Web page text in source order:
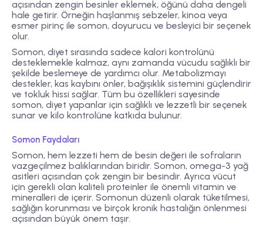
açısından zengin besinler eklemek, öğünü daha dengeli
hale getirir. Örneğin haşlanmış sebzeler, kinoa veya
esmer pirinç ile somon, doyurucu ve besleyici bir seçenek
olur.
Somon, diyet sırasında sadece kalori kontrolünü
desteklemekle kalmaz, aynı zamanda vücudu sağlıklı bir
şekilde beslemeye de yardımcı olur. Metabolizmayı
destekler, kas kaybını önler, bağışıklık sistemini güçlendirir
ve tokluk hissi sağlar. Tüm bu özellikleri sayesinde
somon, diyet yapanlar için sağlıklı ve lezzetli bir seçenek
sunar ve kilo kontrolüne katkıda bulunur.
Somon Faydaları
Somon, hem lezzeti hem de besin değeri ile sofraların
vazgeçilmez balıklarından biridir. Somon, omega-3 yağ
asitleri açısından çok zengin bir besindir. Ayrıca vücut
için gerekli olan kaliteli proteinler ile önemli vitamin ve
mineralleri de içerir. Somonun düzenli olarak tüketilmesi,
sağlığın korunması ve birçok kronik hastalığın önlenmesi
açısından büyük önem taşır.